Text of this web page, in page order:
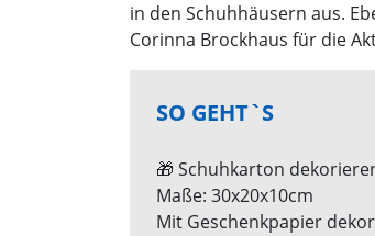
in den Schuhhäusern aus.
Corinna Brockhaus für die
SO GEHT`S
🎁 Schuhkarton
Maße: 30x20x10cm
Mit Geschenkpapier